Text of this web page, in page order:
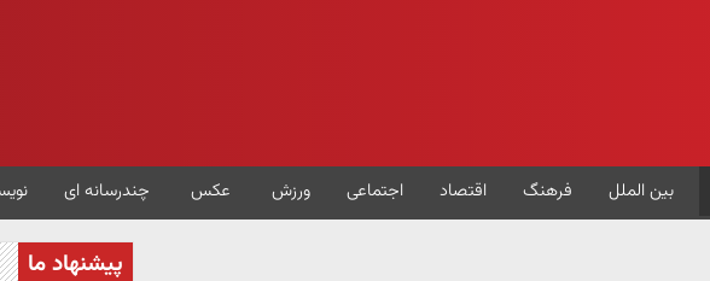
بین الملل فرهنگ اقتصاد اجتماعی ورزش عکس چندرسانه ای
پیشنهاد ما